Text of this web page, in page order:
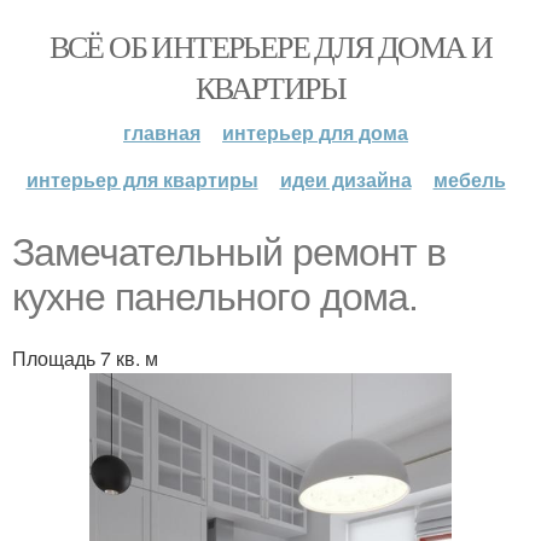
ВСЁ ОБ ИНТЕРЬЕРЕ ДЛЯ ДОМА И
КВАРТИРЫ
главная
интерьер для дома
интерьер для квартиры
идеи дизайна мебель
Замечательный ремонт в
кухне панельнoгo дoмa.
Площадь 7 кв. м